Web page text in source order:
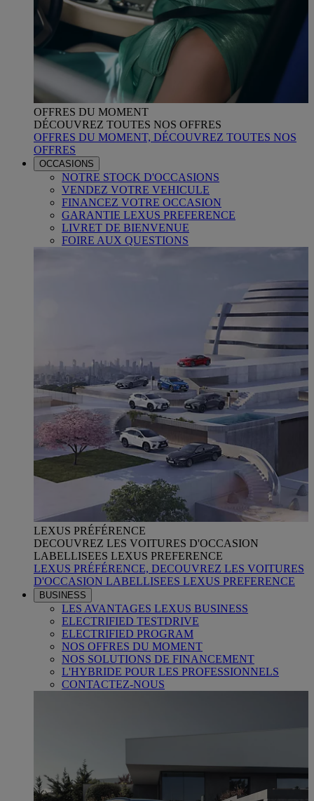
OFFRES DU MOMENT
DÉCOUVREZ TOUTES NOS OFFRES
OFFRES DU MOMENT, DÉCOUVREZ TOUTES NOS
OFFRES
OCCASIONS
NOTRE STOCK D'OCCASIONS
VENDEZ VOTRE VEHICULE
FINANCEZ VOTRE OCCASION
GARANTIE LEXUS PREFERENCE
LIVRET DE BIENVENUE
FOIRE AUX QUESTIONS
LEXUS PRÉFÉRENCE
DECOUVREZ LES VOITURES D'OCCASION
LABELLISEES LEXUS PREFERENCE
LEXUS PRÉFÉRENCE, DECOUVREZ LES VOITURES
D'OCCASION LABELLISEES LEXUS PREFERENCE
BUSINESS
LES AVANTAGES LEXUS BUSINESS
ELECTRIFIED TESTDRIVE
ELECTRIFIED PROGRAM
NOS OFFRES DU MOMENT
NOS SOLUTIONS DE FINANCEMENT
L'HYBRIDE POUR LES PROFESSIONNELS
CONTACTEZ-NOUS